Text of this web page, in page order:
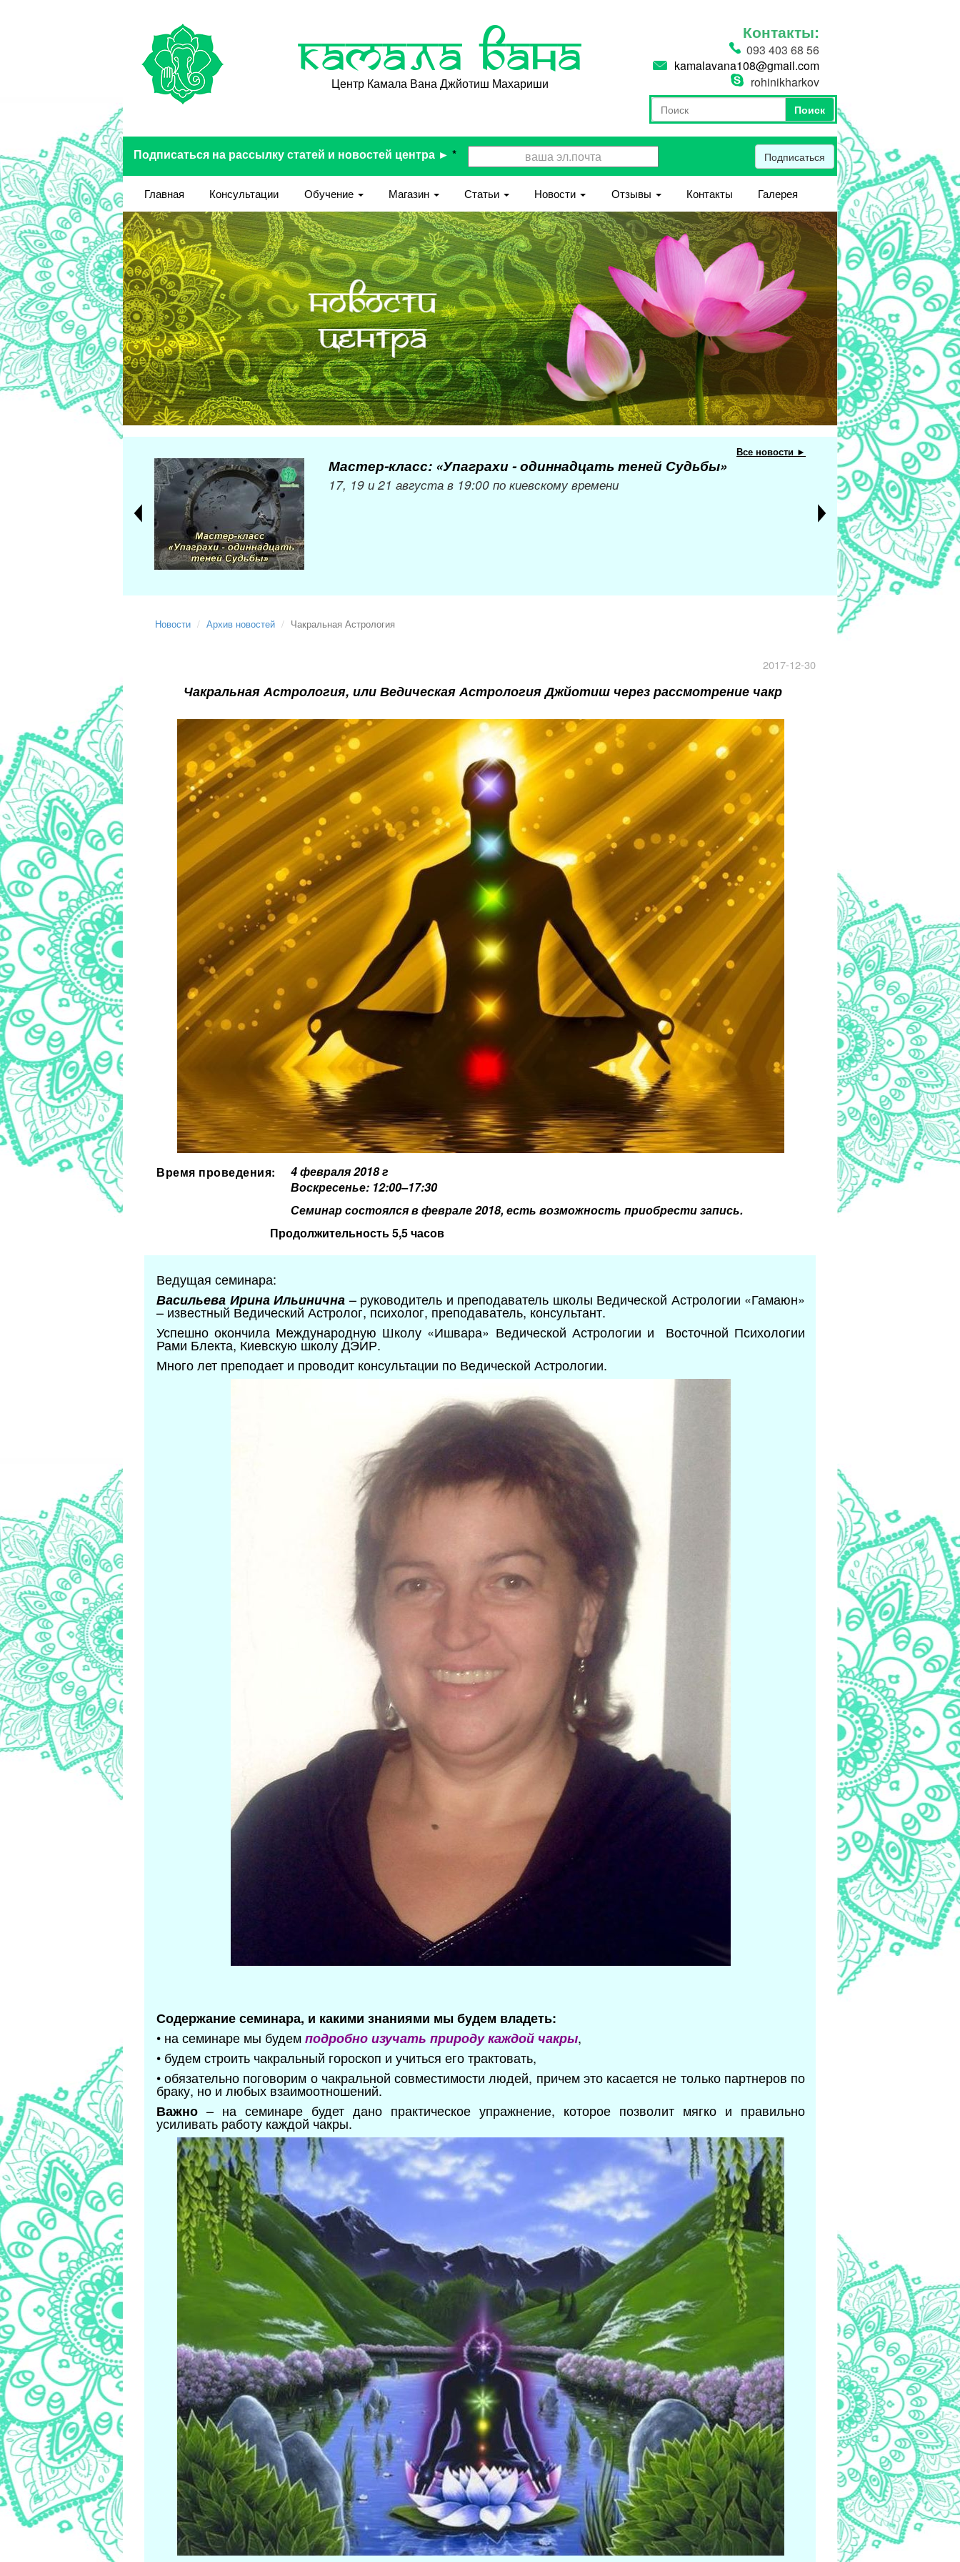
Камала Вана
Центр Камала Вана Джйотиш Махариши
Контакты:
093 403 68 56
kamalavana108@gmail.com
rohinikharkov
Форма поиска
Поиск
Поиск
Подписаться на рассылку статей и новостей центра ► * Подписаться
Главная Консультации Обучение Магазин Статьи Новости Отзывы Контакты Галерея
Все новости ►
Мастер-класс: «Упаграхи - одиннадцать теней Судьбы»
17, 19 и 21 августа в 19:00 по киевскому времени
Новости Архив новостей Чакральная Астрология
2017-12-30
Чакральная Астрология, или Ведическая Астрология Джйотиш через рассмотрение чакр
Время проведения:
4 февраля 2018 г
Воскресенье: 12:00–17:30
Семинар состоялся в феврале 2018, есть возможность приобрести запись.
Продолжительность 5,5 часов
Ведущая семинара:
Васильева Ирина Ильинична – руководитель и преподаватель школы Ведической Астрологии «Гамаюн»
– известный Ведический Астролог, психолог, преподаватель, консультант.
Успешно окончила Международную Школу «Ишвара» Ведической Астрологии и Восточной Психологии
Рами Блекта, Киевскую школу ДЭИР.
Много лет преподает и проводит консультации по Ведической Астрологии.
Содержание семинара, и какими знаниями мы будем владеть:
• на семинаре мы будемподробно изучать природу каждой чакры,
• будем строить чакральный гороскоп и учиться его трактовать,
• обязательно поговорим о чакральной совместимости людей, причем это касается не только партнеров по
браку, но и любых взаимоотношений.
Важно – на семинаре будет дано практическое упражнение, которое позволит мягко и правильно
усиливать работу каждой чакры.